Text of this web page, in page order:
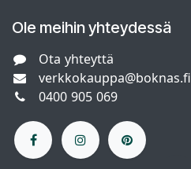
Ole meihin yhteydessä
Ota yhteyttä
verkkokauppa@boknas.fi
0400 905 069